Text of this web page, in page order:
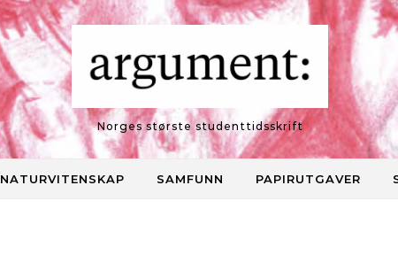
Norges største studenttidsskrift
NATURVITENSKAP SAMFUNN PAPIRUTGAVER